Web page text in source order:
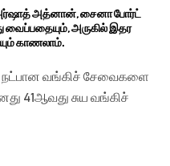
அத்னான், சைனா போர்ட்
வைப்பதையும், அருகில் இதர
காணலாம்.
நட்பான வங்கிச் சேவைகளை
41ஆவது சுய வங்கிச்